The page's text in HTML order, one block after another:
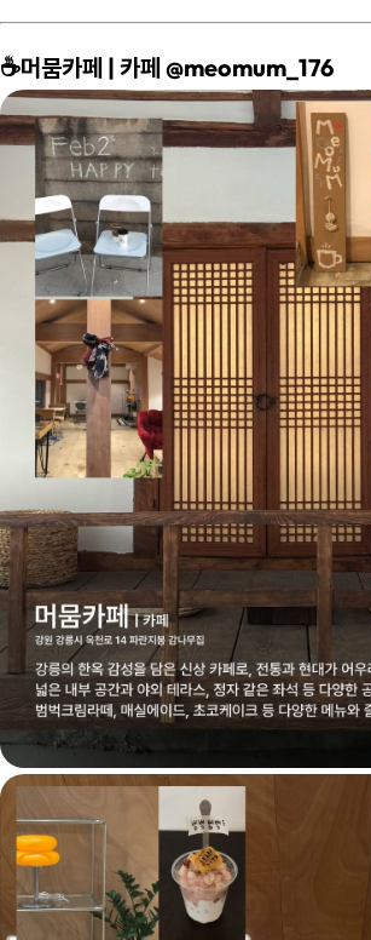
☕️머뭄카페 | 카페 @meomum_176